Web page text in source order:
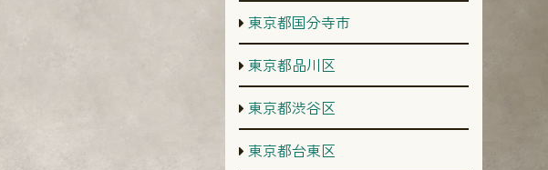
東京都国分寺市
東京都品川区
東京都渋谷区
東京都台東区